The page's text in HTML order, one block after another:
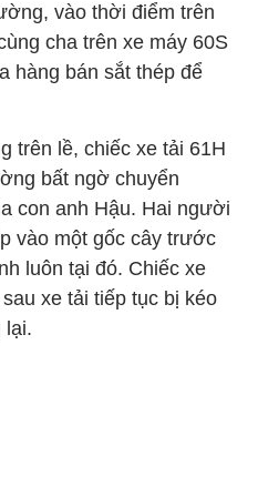
vào thời điểm trên
cha trên xe máy 60S
hàng bán sắt thép để
trên lề, chiếc xe tải 61H
bất ngờ chuyển
con anh Hậu. Hai người
vào một gốc cây trước
luôn tại đó. Chiếc xe
xe tải tiếp tục bị kéo
lại.